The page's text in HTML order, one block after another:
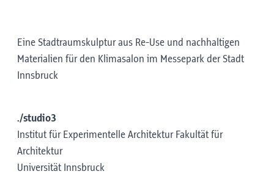
Eine Stadtraumskulptur aus Re-Use und nachhaltigen
Materialien für den Klimasalon im Messepark der Stadt
Innsbruck
./studio3
Institut für Experimentelle Architektur Fakultät für
Architektur
Universität Innsbruck